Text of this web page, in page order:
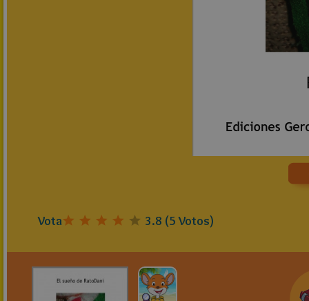
Vota 3.8 (5Votos)